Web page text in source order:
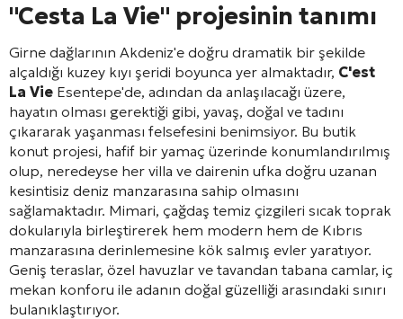
"Cesta La Vie" projesinin tanımı
Girne dağlarının Akdeniz'e doğru dramatik bir şekilde
alçaldığı kuzey kıyı şeridi boyunca yer almaktadır, C'est
La Vie Esentepe'de, adından da anlaşılacağı üzere,
hayatın olması gerektiği gibi, yavaş, doğal ve tadını
çıkararak yaşanması felsefesini benimsiyor. Bu butik
konut projesi, hafif bir yamaç üzerinde konumlandırılmış
olup, neredeyse her villa ve dairenin ufka doğru uzanan
kesintisiz deniz manzarasına sahip olmasını
sağlamaktadır. Mimari, çağdaş temiz çizgileri sıcak toprak
dokularıyla birleştirerek hem modern hem de Kıbrıs
manzarasına derinlemesine kök salmış evler yaratıyor.
Geniş teraslar, özel havuzlar ve tavandan tabana camlar, iç
mekan konforu ile adanın doğal güzelliği arasındaki sınırı
bulanıklaştırıyor.